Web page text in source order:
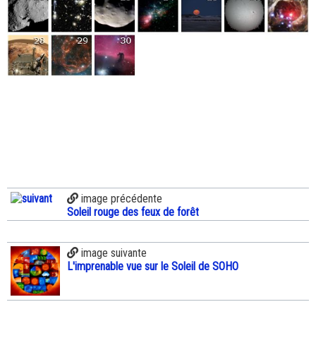
image précédente
Soleil rouge des feux de forêt
image suivante
L'imprenable vue sur le Soleil de SOHO